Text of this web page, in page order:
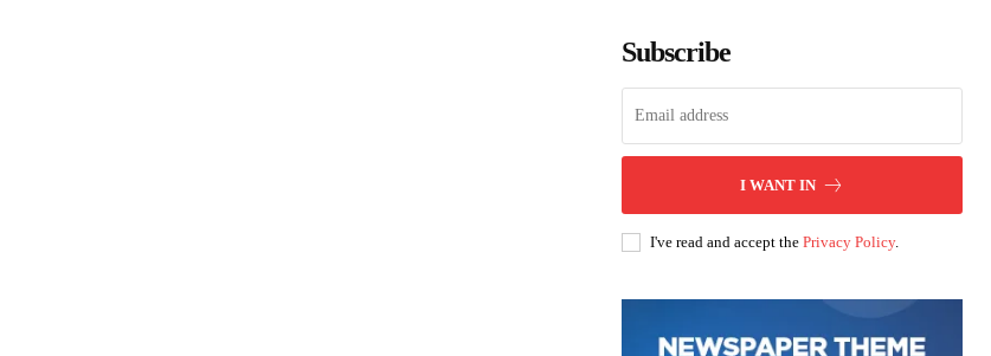
Subscribe
I WANT IN
I've read and accept the Privacy Policy.